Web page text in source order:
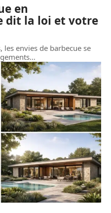
en
dit la loi et votre
les envies de barbecue se
…